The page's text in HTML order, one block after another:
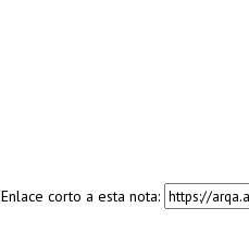
Enlace corto a esta nota: